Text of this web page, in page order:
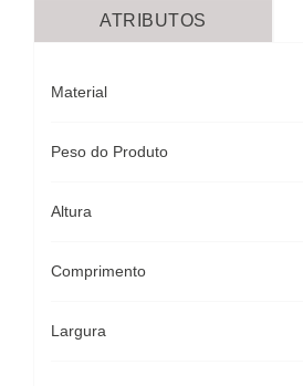
ATRIBUTOS
Material
Peso do Produto
Altura
Comprimento
Largura